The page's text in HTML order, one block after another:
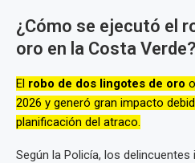
¿Cómo se ejecutó el
oro en la Costa Verde?
El robo de dos lingotes de oro
2026 y generó gran impacto
planificación del atraco.
Según la Policía, los